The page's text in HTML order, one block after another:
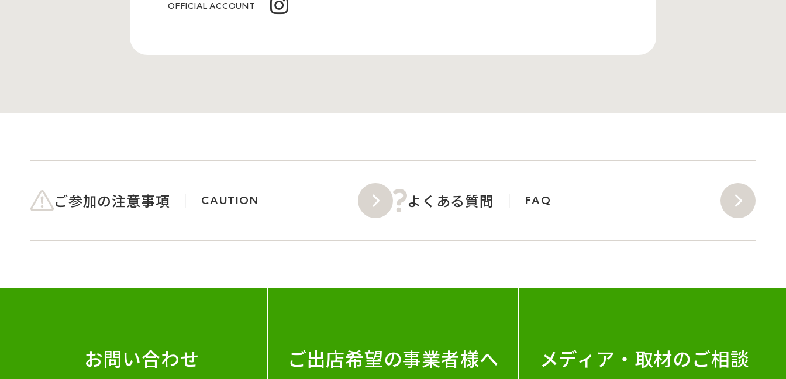
OFFICIAL ACCOUNT
ご参加の注意事項 CAUTION よくある質問 FAQ
お問い合わせ ご出店希望の事業者様へ メディア・ 取材のご相談